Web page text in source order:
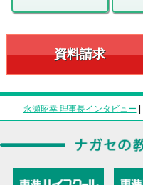
資料請求
永瀬昭幸 理事長インタビュー |